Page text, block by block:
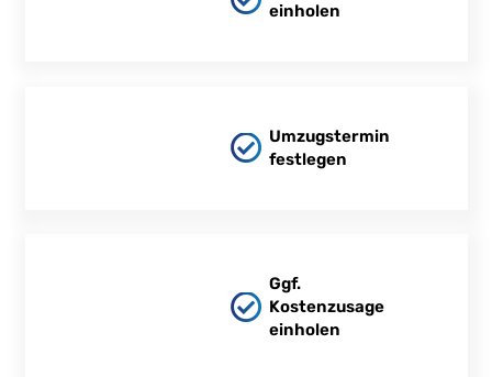
einholen
Umzugstermin
festlegen
Ggf.
Kostenzusage
einholen